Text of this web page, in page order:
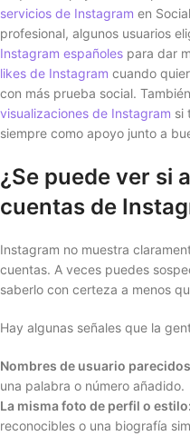
servicios de Instagram en
profesional, algunos usuarios
Instagram españoles para dar
likes de Instagram cuando
con más prueba social.
visualizaciones de Instagram si
siempre como apoyo junto a
¿Se puede ver si
cuentas de
Instagram no muestra
cuentas. A veces puedes
saberlo con certeza a menos
Hay algunas señales que la
Nombres de usuario
una palabra o número añadido.
La misma foto de perfil o estilo:
reconocibles o una biografía